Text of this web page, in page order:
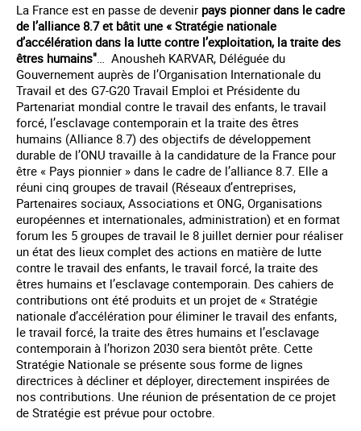
La France est en passe de devenir pays pionner dans le cadre
de l’alliance 8.7 et bâtit une « Stratégie nationale
d’accélération dans la lutte contre l’exploitation, la traite des
êtres humains" … Anousheh KARVAR, Déléguée du
Gouvernement auprès de l’Organisation Internationale du
Travail et des G7-G20 Travail Emploi et Présidente du
Partenariat mondial contre le travail des enfants, le travail
forcé, l’esclavage contemporain et la traite des êtres
humains (Alliance 8.7) des objectifs de développement
durable de l’ONU travaille à la candidature de la France pour
être « Pays pionnier » dans le cadre de l’alliance 8.7. Elle a
réuni cinq groupes de travail (Réseaux d’entreprises,
Partenaires sociaux, Associations et ONG, Organisations
européennes et internationales, administration) et en format
forum les 5 groupes de travail le 8 juillet dernier pour réaliser
un état des lieux complet des actions en matière de lutte
contre le travail des enfants, le travail forcé, la traite des
êtres humains et l’esclavage contemporain. Des cahiers de
contributions ont été produits et un projet de « Stratégie
nationale d’accélération pour éliminer le travail des enfants,
le travail forcé, la traite des êtres humains et l’esclavage
contemporain à l’horizon 2030 sera bientôt prête. Cette
Stratégie Nationale se présente sous forme de lignes
directrices à décliner et déployer, directement inspirées de
nos contributions. Une réunion de présentation de ce projet
de Stratégie est prévue pour octobre.